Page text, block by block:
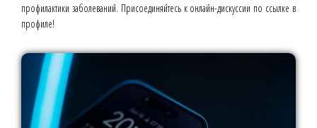
профилактики заболеваний. Присоединяйтесь к онлайн-дискуссии по ссылке в
профиле!